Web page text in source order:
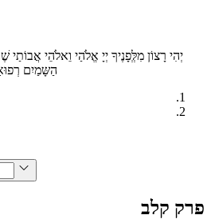
יְהִי רָצוֹן מִלְְּפָנֶיךָ יְיָ אֱלֹהַי וֵאלֹהֵי
הַשָּמַיִם
פרק קלב